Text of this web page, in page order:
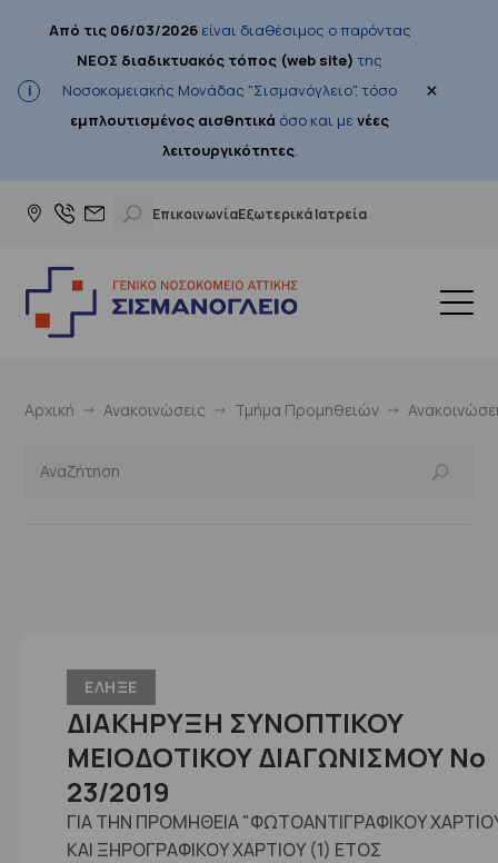
Από τις 06/03/2026είναι διαθέσιμος ο παρόντας
ΝΕΟΣ διαδικτυακός τόπος (web site) της
Νοσοκομειακής Μονάδας "Σισμανόγλειο", τόσο
εμπλουτισμένος αισθητικά όσο και μενέες
λειτουργικότητες.
×
ΕπικοινωνίαΕξωτερικά Ιατρεία
Αρχική Ανακοινώσεις Τμήμα Προμηθειών
ΕΛΗΞΕ
ΔΙΑΚΗΡΥΞΗ ΣΥΝΟΠΤΙΚΟΥ
ΜΕΙΟΔΟΤΙΚΟΥ ΔΙΑΓΩΝΙΣΜΟΥ No
23/2019
ΓΙΑ ΤΗΝ ΠΡΟΜΗΘΕΙΑ "ΦΩΤΟΑΝΤΙΓΡΑΦΙΚΟΥ
ΚΑΙ ΞΗΡΟΓΡΑΦΙΚΟΥ ΧΑΡΤΙΟΥ (1) ΕΤΟΣ